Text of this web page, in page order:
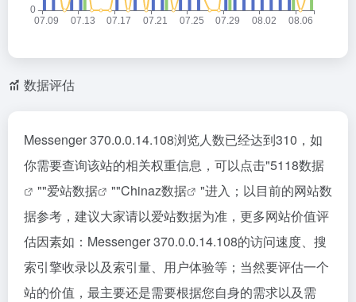
数据评估
Messenger 370.0.0.14.108浏览人数已经达到310，如
你需要查询该站的相关权重信息，可以点击"5118数据
""爱站数据 ""Chinaz数据
"进入；以目前的网站数
据参考，建议大家请以爱站数据为准，更多网站价值评
估因素如：Messenger 370.0.0.14.108的访问速度、搜
索引擎收录以及索引量、用户体验等；当然要评估一个
站的价值，最主要还是需要根据您自身的需求以及需